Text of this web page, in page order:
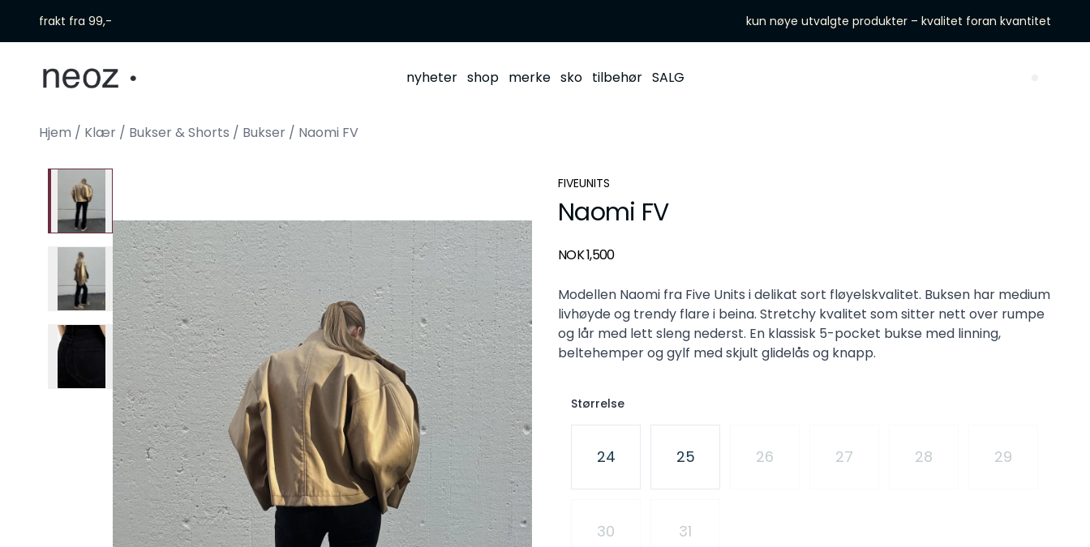
frakt fra 99,- kun nøye utvalgte produkter – kvalitet foran kvantitet
nyheter shop merke sko tilbehør SALG
Hjem / Klær / Bukser & Shorts / Bukser / Naomi FV
FIVEUNITS
Naomi FV
Produktdetaljer
NOK 1,500
Description
Modellen Naomi fra Five Units i delikat sort fløyelskvalitet. Buksen har medium
livhøyde og trendy flare i beina. Stretchy kvalitet som sitter nett over rumpe
og lår med lett sleng nederst. En klassisk 5-pocket bukse med linning,
beltehemper og gylf med skjult glidelås og knapp.
Størrelse
Velg en Størrelse
24 25 26 27 28 29
30 31